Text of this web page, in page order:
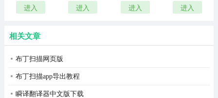
服软件
进入
子插件
(Trapcode
进入
中文补丁
进入
工具
colorpix
进入
相关文章
布丁扫描网页版
布丁扫描app导出教程
瞬译翻译器中文版下载